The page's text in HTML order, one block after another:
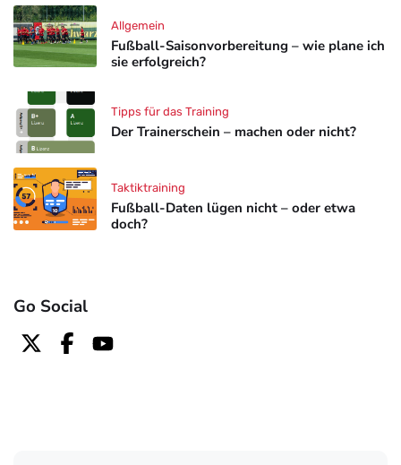
Fußball-Saisonvorbereitung – wie plane ich
sie erfolgreich?
Allgemein
Der Trainerschein – machen oder nicht?
Tipps für das Training
Fußball-Daten lügen nicht – oder etwa
doch?
Taktiktraining
Go Social